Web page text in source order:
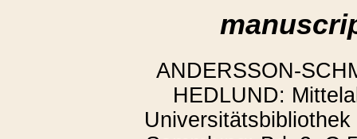
ANDERSSON-
HEDLUND: